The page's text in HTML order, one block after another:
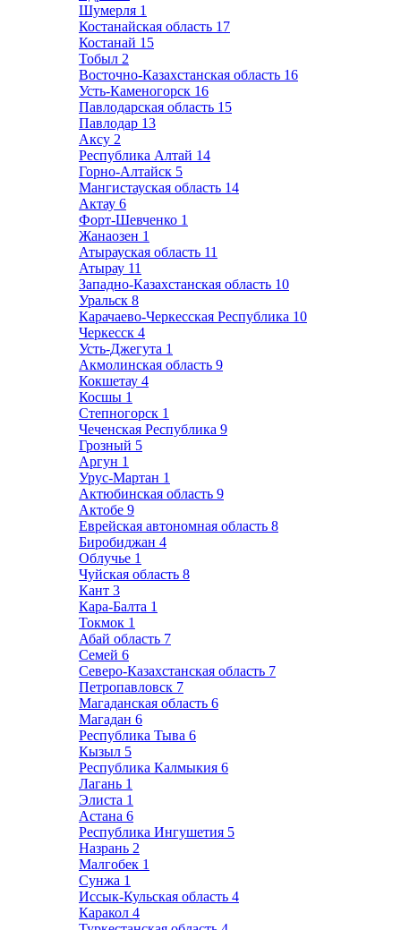
Шумерля 1
Костанайская область 17
Костанай 15
Тобыл 2
Восточно-Казахстанская область 16
Усть-Каменогорск 16
Павлодарская область 15
Павлодар 13
Аксу 2
Республика Алтай 14
Горно-Алтайск 5
Мангистауская область 14
Актау 6
Форт-Шевченко 1
Жанаозен 1
Атырауская область 11
Атырау 11
Западно-Казахстанская область 10
Уральск 8
Карачаево-Черкесская Республика 10
Черкесск 4
Усть-Джегута 1
Акмолинская область 9
Кокшетау 4
Косшы 1
Степногорск 1
Чеченская Республика 9
Грозный 5
Аргун 1
Урус-Мартан 1
Актюбинская область 9
Актобе 9
Еврейская автономная область 8
Биробиджан 4
Облучье 1
Чуйская область 8
Кант 3
Кара-Балта 1
Токмок 1
Абай область 7
Семей 6
Северо-Казахстанская область 7
Петропавловск 7
Магаданская область 6
Магадан 6
Республика Тыва 6
Кызыл 5
Республика Калмыкия 6
Лагань 1
Элиста 1
Астана 6
Республика Ингушетия 5
Назрань 2
Малгобек 1
Сунжа 1
Иссык-Кульская область 4
Каракол 4